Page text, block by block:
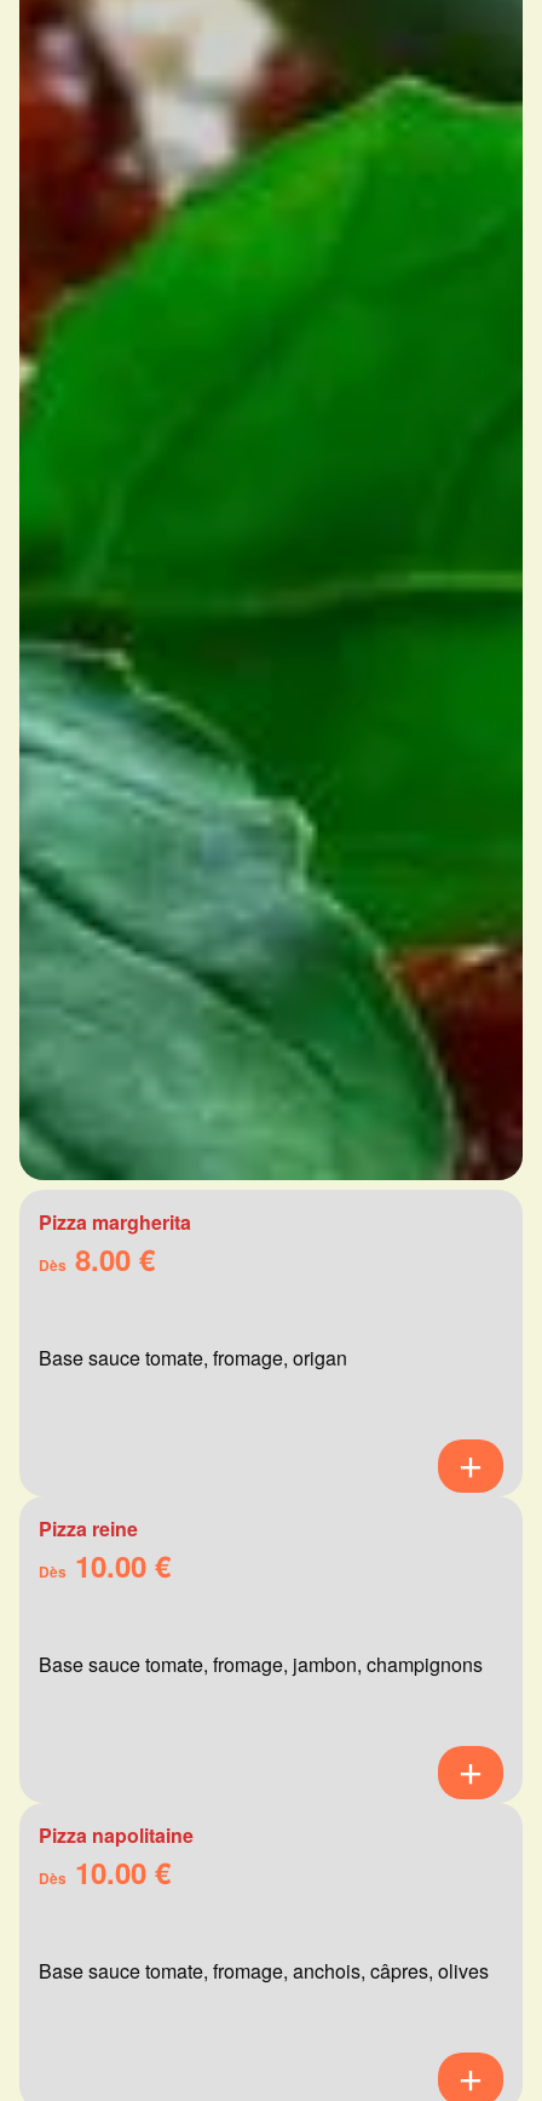
Pizza margherita
Dès 8.00 €
Base sauce tomate, fromage, origan
Pizza reine
Dès 10.00 €
Base sauce tomate, fromage, jambon, champignons
Pizza napolitaine
Dès 10.00 €
Base sauce tomate, fromage, anchois, câpres, olives